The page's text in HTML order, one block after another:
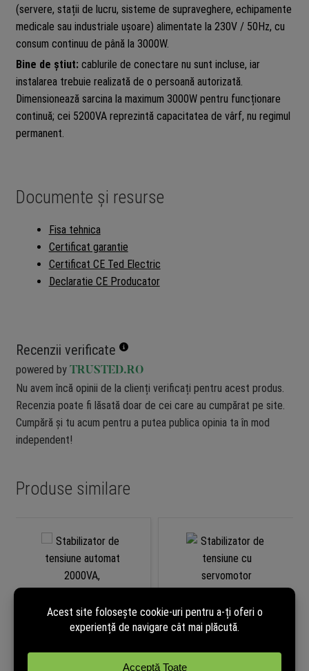
(servere, stații de lucru, sisteme de supraveghere, echipamente
medicale sau industriale ușoare) alimentate la 230V / 50Hz, cu
consum continuu de până la 3000W.
Bine de știut:cablurile de conectare nu sunt incluse, iar
instalarea trebuie realizată de o persoană autorizată.
Dimensionează sarcina la maximum 3000W pentru funcționare
continuă; cei 5200VA reprezintă capacitatea de vârf, nu regimul
permanent.
Documente și resurse
Fisa tehnica
Certificat garantie
Certificat CE Ted Electric
Declaratie CE Producator
Recenzii verificate
powered by TRUSTED.RO
Nu avem încă opinii de la clienți verificați pentru acest produs.
Recenzia poate fi lăsată doar de cei care au cumpărat pe site.
Cumpără și tu acum pentru a putea publica opinia ta în mod
independent!
Produse similare
Stabilizator de tensiune
transformator toroidal, Kemot
Stabilizator de tensiune cu
500VA/300W, TED Electric